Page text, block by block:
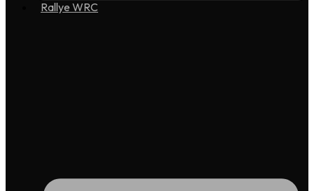
Rallye WRC